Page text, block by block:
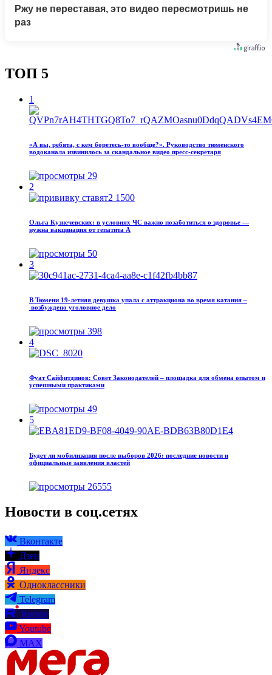
Ржу не переставая, это видео пересмотришь не
раз
ТОП 5
1
«А вы, ребята, с кем боретесь‑то вообще?». Руководство тюменского
водоканала извинилось за скандальное видео пресс-секретаря
29
2
Ольга Кузнечевских: в условиях ЧС важно позаботиться о здоровье —
нужна вакцинация от гепатита А
50
3
В Тюмени 19‑летняя девушка упала с аттракциона во время катания –
возбуждено уголовное дело
398
4
Фуат Сайфитдинов: Совет Законодателей – площадка для обмена опытом и
успешными практиками
49
5
Будет ли мобилизация после выборов 2026: последние новости и
официальные заявления властей
26555
Новости в соц.сетях
Вконтакте
Дзен
Яндекс
Одноклассники
Telegram
Rutube
Youtube
MAX